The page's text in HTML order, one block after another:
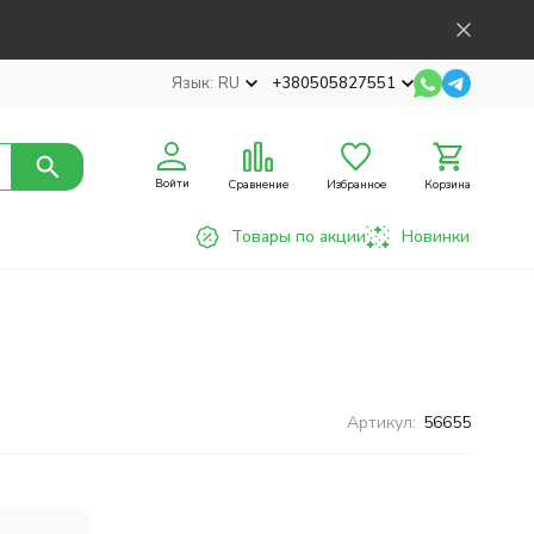
Язык: RU +380505827551
Войти Сравнение Избранное Корзина
Товары по акции Новинки
Артикул: 56655